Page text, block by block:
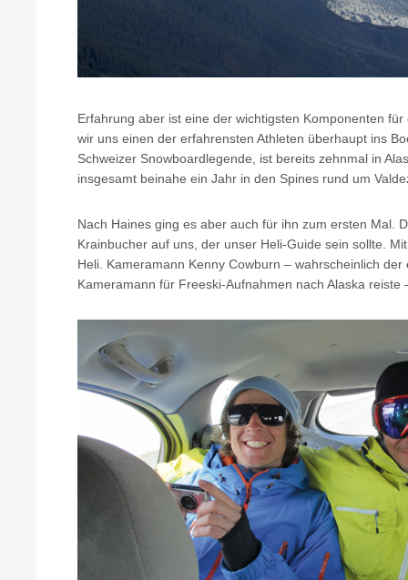
Erfahrung aber ist eine der wichtigsten Komponenten für
wir uns einen der erfahrensten Athleten überhaupt ins
Schweizer Snowboardlegende, ist bereits zehnmal in
insgesamt beinahe ein Jahr in den Spines rund um
Nach Haines ging es aber auch für ihn zum ersten Mal.
Krainbucher auf uns, der unser Heli-Guide sein sollte.
Heli. Kameramann Kenny Cowburn – wahrscheinlich
Kameramann für Freeski-Aufnahmen nach Alaska reiste